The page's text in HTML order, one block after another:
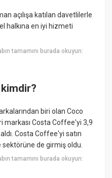
açılışa katılan davetlilerle
halkına en iyi hizmeti
tamamını burada okuyun:
biri olan Coco
markası Costa Coffee'yi 3,9
Costa Coffee'yi satın
de girmiş oldu.
tamamını burada okuyun: